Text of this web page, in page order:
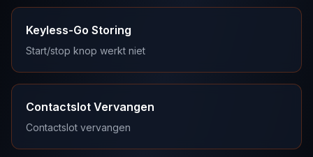
Keyless-Go Storing
Start/stop knop werkt niet
Contactslot Vervangen
Contactslot vervangen